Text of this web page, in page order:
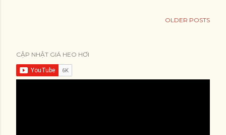
OLDER POSTS
CẬP NHẬT GIÁ HEO HƠI